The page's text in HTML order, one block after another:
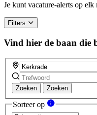
Je kunt vacature-alerts op elk
Filters
Vind hier de baan die
Zoeken Zoeken
Sorteer op